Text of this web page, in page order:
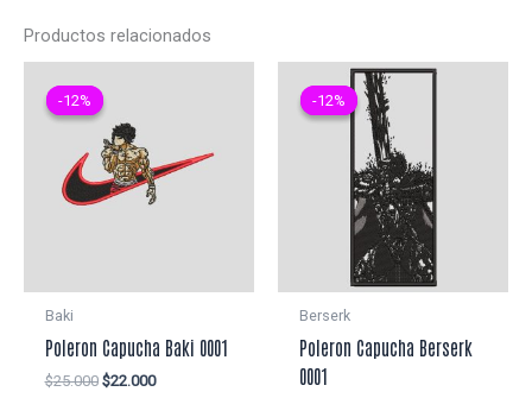
Productos relacionados
-12%
-12%
Baki
Poleron Capucha Baki 0001
$25.000 El
$22.000El
-12%
-12%
Berserk
Poleron Capucha Berserk
0001